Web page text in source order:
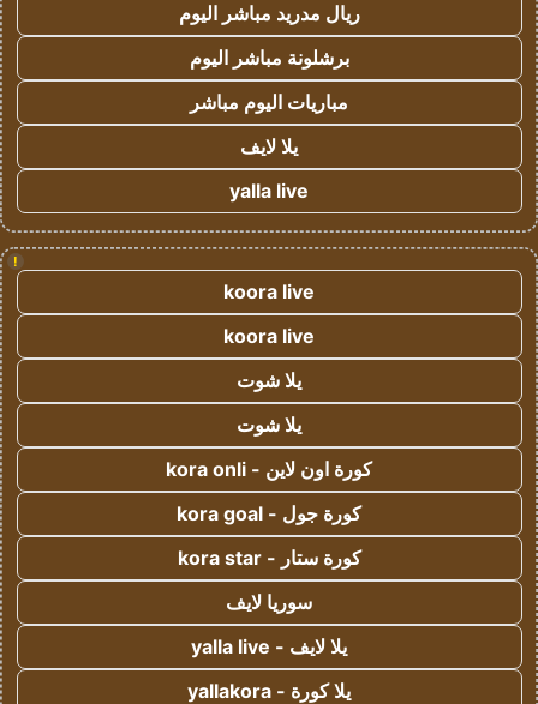
ريال مدريد مباشر اليوم
برشلونة مباشر اليوم
مباريات اليوم مباشر
يلا لايف
yalla live
!
koora live
koora live
يلا شوت
يلا شوت
كورة اون لاين - kora onli
كورة جول - kora goal
كورة ستار - kora star
سوريا لايف
يلا لايف - yalla live
يلا كورة - yallakora